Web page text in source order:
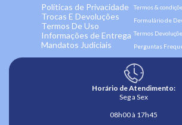
Políticas de Privacidade
Trocas E Devoluções
Termos De Uso
Informações de Entrega
Mandatos Judiciais
Termos &
Formulário de
Termos
Perguntas
Horário de Atendimento:
Seg a Sex
08h00 à 17h45